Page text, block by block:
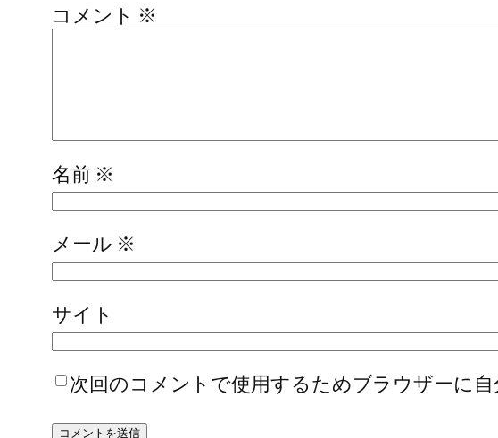
コメント ※
名前 ※
メール ※
サイト
次回のコメントで使用するためブラウザーに